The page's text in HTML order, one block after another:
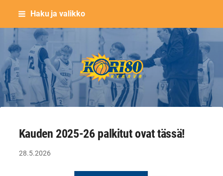
Siirry
sisältöön
Haku ja valikko
Keravan Kori-80 ry
Kauden 2025-26 palkitut ovat tässä!
28.5.2026